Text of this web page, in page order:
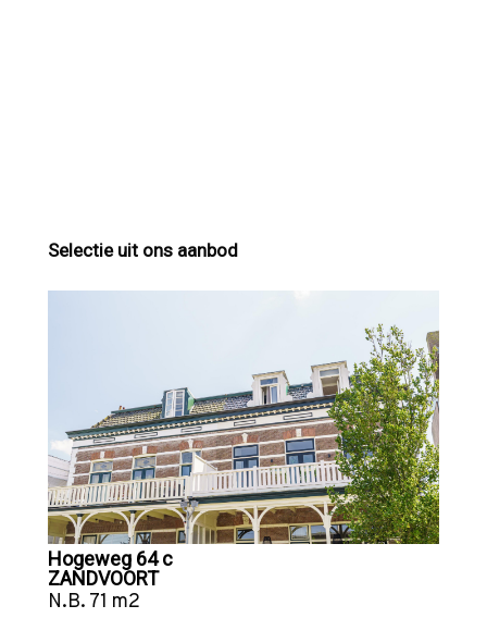
Selectie uit ons aanbod
Hogeweg 64 c
ZANDVOORT
N.B. 71 m2